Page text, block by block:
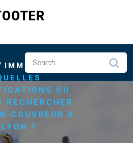
IMMOBILIER
OU
RECHERCHER
COUVREUR À
LYON ?